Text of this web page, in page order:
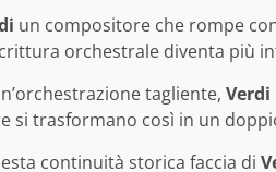
un compositore che rompe
orchestrale diventa più
tagliente, Verdi
si trasformano così in un
continuità storica faccia di